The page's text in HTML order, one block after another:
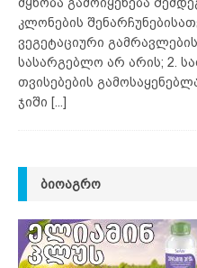
კლონების
ვეგეტაციური
სასარგებლო არ არის; 2.
თვისებების
ჯიში [...]
ᲑᲘᲝᲐᲒᲠᲝ